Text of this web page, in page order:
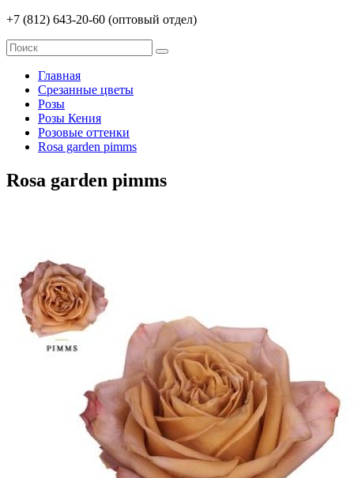
+7 (812) 643-20-60 (оптовый отдел)
Главная
Срезанные цветы
Розы
Розы Кения
Розовые оттенки
Rosa garden pimms
Rosa garden pimms